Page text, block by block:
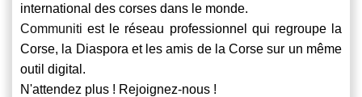
international des corses dans le monde.
Communiti est le réseau professionnel qui regroupe la
Corse, la Diaspora et les amis de la Corse sur un même
outil digital.
N'attendez plus ! Rejoignez-nous !